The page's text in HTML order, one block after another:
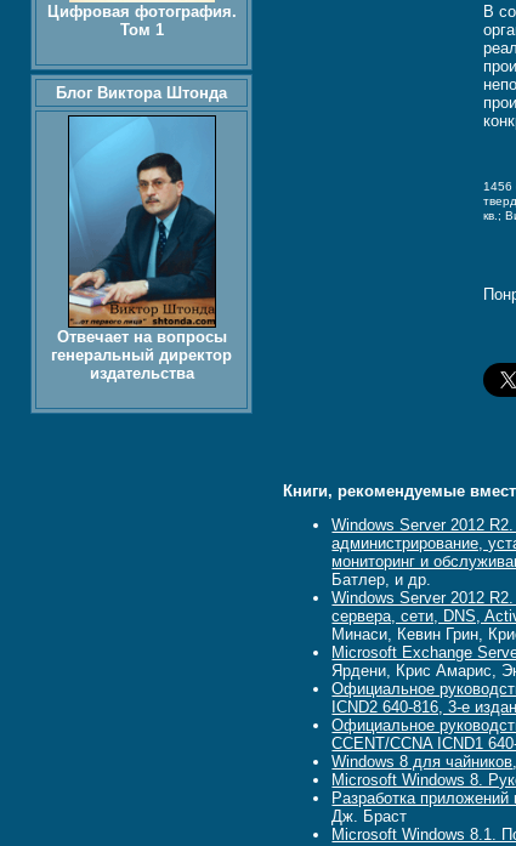
В
1456
кв.;
Книги, рекомендуемые
Windows Server 2012
администрирование,
мониторинг и
Батлер, и др.
Windows Server 2012
сервера, сети, DNS,
Минаси, Кевин Грин,
Microsoft Exchange
Ярдени, Крис Амарис,
Официальное
ICND2 640-816, 3-е
Официальное
CCENT/CCNA ICND1
Windows 8 для чайников
Microsoft Windows 8.
Разработка
Дж. Браст
Microsoft Windows 8.1.
Цифровая фотография.
Том 1
Блог Виктора Штонда
Отвечает на вопросы
генеральный директор
издательства